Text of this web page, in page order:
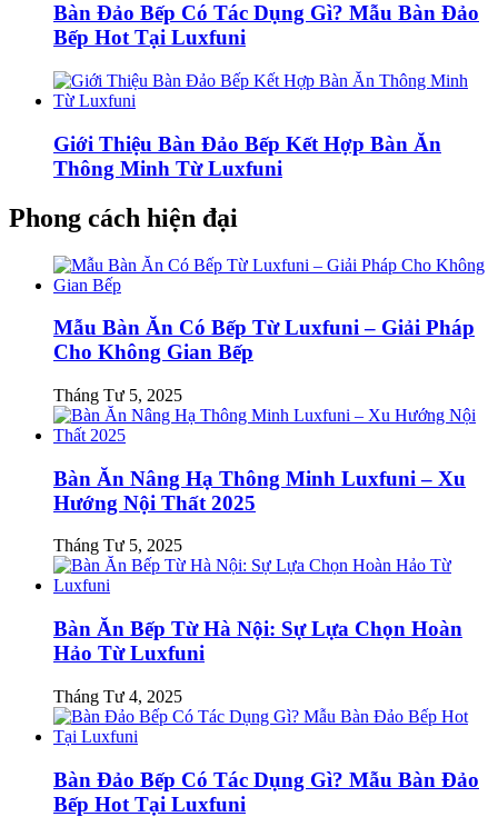
Bàn Đảo Bếp Có Tác Dụng Gì? Mẫu Bàn Đảo
Bếp Hot Tại Luxfuni
Giới Thiệu Bàn Đảo Bếp Kết Hợp Bàn Ăn
Thông Minh Từ Luxfuni
Phong cách hiện đại
Mẫu Bàn Ăn Có Bếp Từ Luxfuni – Giải Pháp
Cho Không Gian Bếp
Tháng Tư 5, 2025
Bàn Ăn Nâng Hạ Thông Minh Luxfuni – Xu
Hướng Nội Thất 2025
Tháng Tư 5, 2025
Bàn Ăn Bếp Từ Hà Nội: Sự Lựa Chọn Hoàn
Hảo Từ Luxfuni
Tháng Tư 4, 2025
Bàn Đảo Bếp Có Tác Dụng Gì? Mẫu Bàn Đảo
Bếp Hot Tại Luxfuni